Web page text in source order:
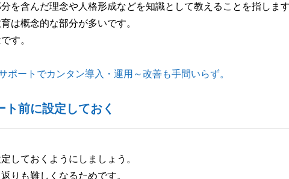
を含んだ理念や人格形成などを知識として教えることを指しま
は概念的な部分が多いです。
す。
ートでカンタン導入・運用～改善も手間いらず。
前に設定しておく
しておくようにしましょう。
りも難しくなるためです。